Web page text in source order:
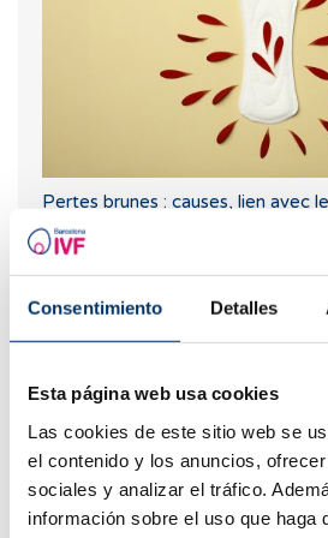
Consentimiento Detalles
Esta página web usa cookies
Las cookies de este sitio web se
el contenido y los anuncios,
sociales y analizar el tráfico.
información sobre el uso que haga
Pertes brunes : causes, lien avec
grossesse
Que faire en cas de retard de